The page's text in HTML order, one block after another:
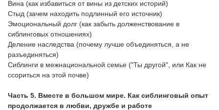
Вина (как избавиться от вины из детских историй)
Стыд (зачем находить подлинный его источник)
Эмоциональный долг (как забыть долженствование в
сиблинговых отношениях)
Деление наследства (почему лучше объединяться, а не
разъединяться)
Сиблинги в межнациональной семье ("Ты другой", или Как не
ссориться на этой почве)
Часть 5. Вместе в большом мире. Как сиблинговый опыт
продолжается в любви, дружбе и работе